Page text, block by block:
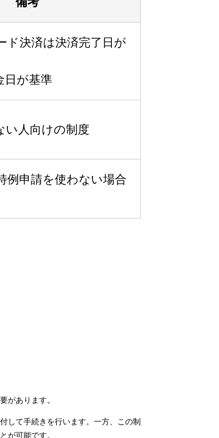
ド決済は決済完了日が
日が基準
い人向けの制度
例申請を使わない場合
があります。
して手続きを行います。一方、この制
が可能です。